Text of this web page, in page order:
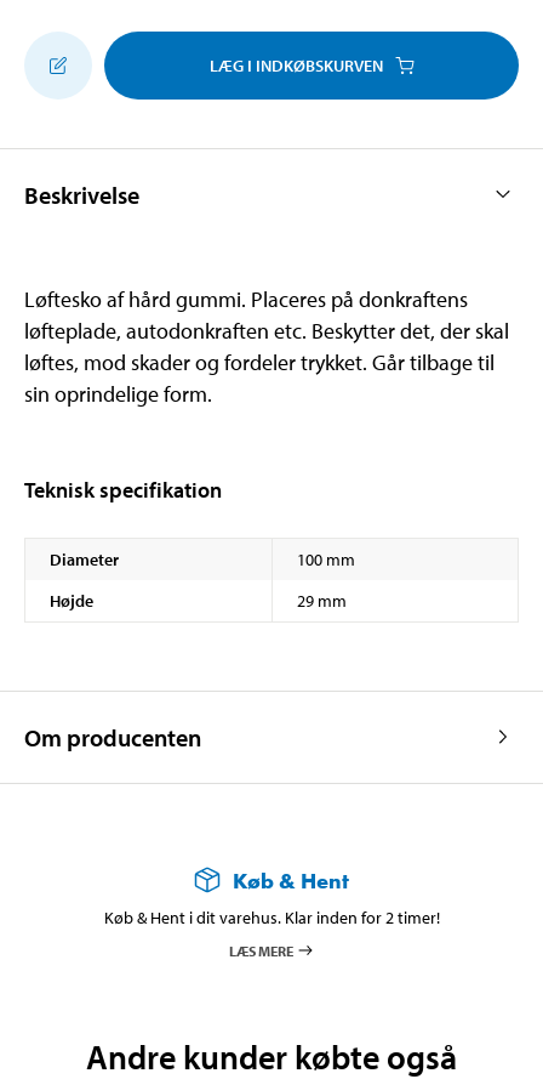
LÆG I INDKØBSKURVEN
Beskrivelse
Løftesko af hård gummi. Placeres på donkraftens
løfteplade, autodonkraften etc. Beskytter det, der skal
løftes, mod skader og fordeler trykket. Går tilbage til
sin oprindelige form.
Teknisk specifikation
Diameter
100 mm
Højde
29 mm
Om producenten
Køb & Hent
Køb & Hent i dit varehus. Klar inden for 2 timer!
LÆS MERE
Andre kunder købte også